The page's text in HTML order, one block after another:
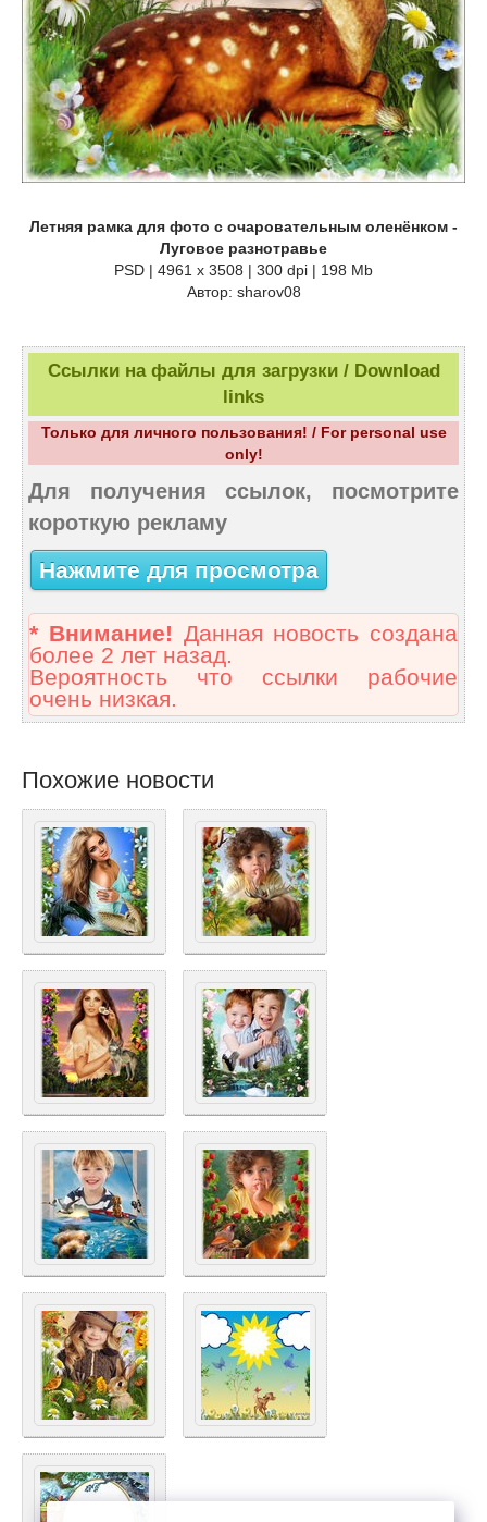
Летняя рамка для фото с очаровательным оленёнком -
Луговое разнотравье
PSD | 4961 х 3508 | 300 dpi | 198 Mb
Автор: sharov08
Ссылки на файлы для загрузки / Download
links
Только для личного пользования! / For personal use
only!
Для получения ссылок, посмотрите
короткую рекламу
Нажмите для просмотра
* Внимание! Данная новость создана
более 2 лет назад.
Вероятность что ссылки рабочие
очень низкая.
Похожие новости